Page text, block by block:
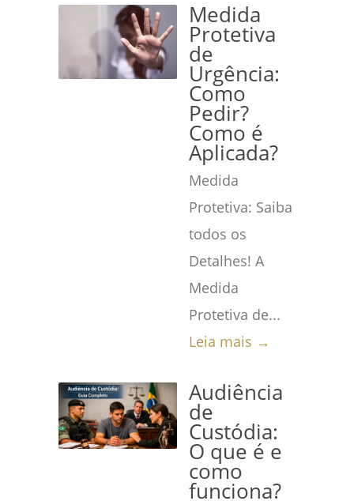
Medida
Protetiva
de
Urgência:
Como
Pedir?
Como é
Aplicada?
Medida
Protetiva: Saiba
todos os
Detalhes! A
Medida
Protetiva de...
Leia mais →
Audiência
de
Custódia:
O que é e
como
funciona?